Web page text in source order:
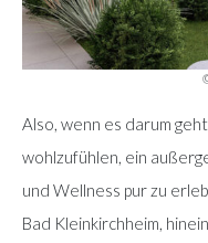
Also, wenn es darum
wohlzufühlen, ein
und Wellness pur zu
Bad Kleinkirchheim,